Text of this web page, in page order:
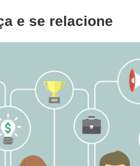
e se relacione